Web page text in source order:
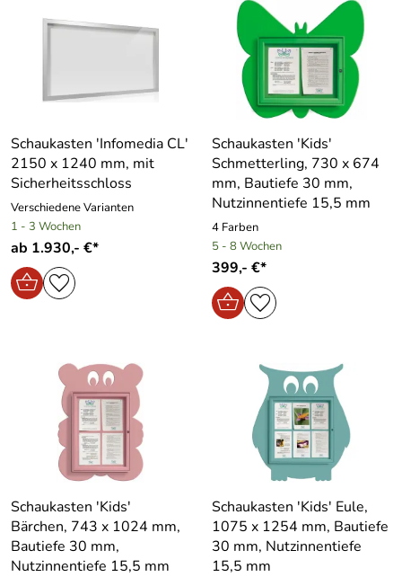
Schaukasten ′Infomedia CL′
2150 x 1240 mm, mit
Sicherheitsschloss
Verschiedene Varianten
1 - 3 Wochen
ab 1.930,- €*
Schaukasten ′Kids′
Schmetterling, 730 x 674
mm, Bautiefe 30 mm,
Nutzinnentiefe 15,5 mm
4 Farben
5 - 8 Wochen
399,- €*
Schaukasten ′Kids′
Bärchen, 743 x 1024 mm,
Bautiefe 30 mm,
Nutzinnentiefe 15,5 mm
Schaukasten ′Kids′ Eule,
1075 x 1254 mm, Bautiefe
30 mm, Nutzinnentiefe
15,5 mm